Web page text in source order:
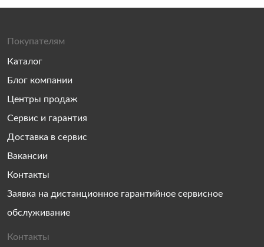
Покупателям
Каталог
Блог компании
Центры продаж
Сервис и гарантия
Доставка в сервис
Вакансии
Контакты
Заявка на дистанционное гарантийное сервисное
обслуживание
Контакты